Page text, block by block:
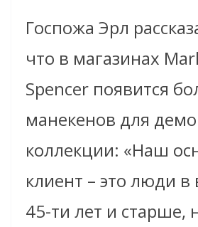
Госпожа Эрл
что в магазинах
Spencer появится
манекенов для
коллекции: «Наш
клиент – это люди в
45-ти лет и старше,